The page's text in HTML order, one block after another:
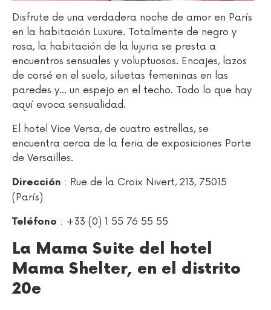
Disfrute de una verdadera noche de amor en París
en la habitación Luxure. Totalmente de negro y
rosa, la habitación de la lujuria se presta a
encuentros sensuales y voluptuosos. Encajes, lazos
de corsé en el suelo, siluetas femeninas en las
paredes y… un espejo en el techo. Todo lo que hay
aquí evoca sensualidad.
El hotel Vice Versa, de cuatro estrellas, se
encuentra cerca de la feria de exposiciones Porte
de Versailles.
Dirección : Rue de la Croix Nivert, 213, 75015
(París)
Teléfono : +33 (0) 1 55 76 55 55
La Mama Suite del hotel
Mama Shelter, en el distrito
20e